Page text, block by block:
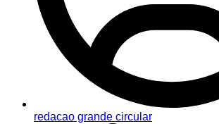
redacao grande circular